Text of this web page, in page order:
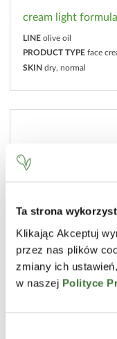
Ta strona
Klikając Akceptuj
przez nas plików
zmiany ich
w naszej Polityce
cream light
LINE olive oil
PRODUCT TYPE face
SKIN dry, normal